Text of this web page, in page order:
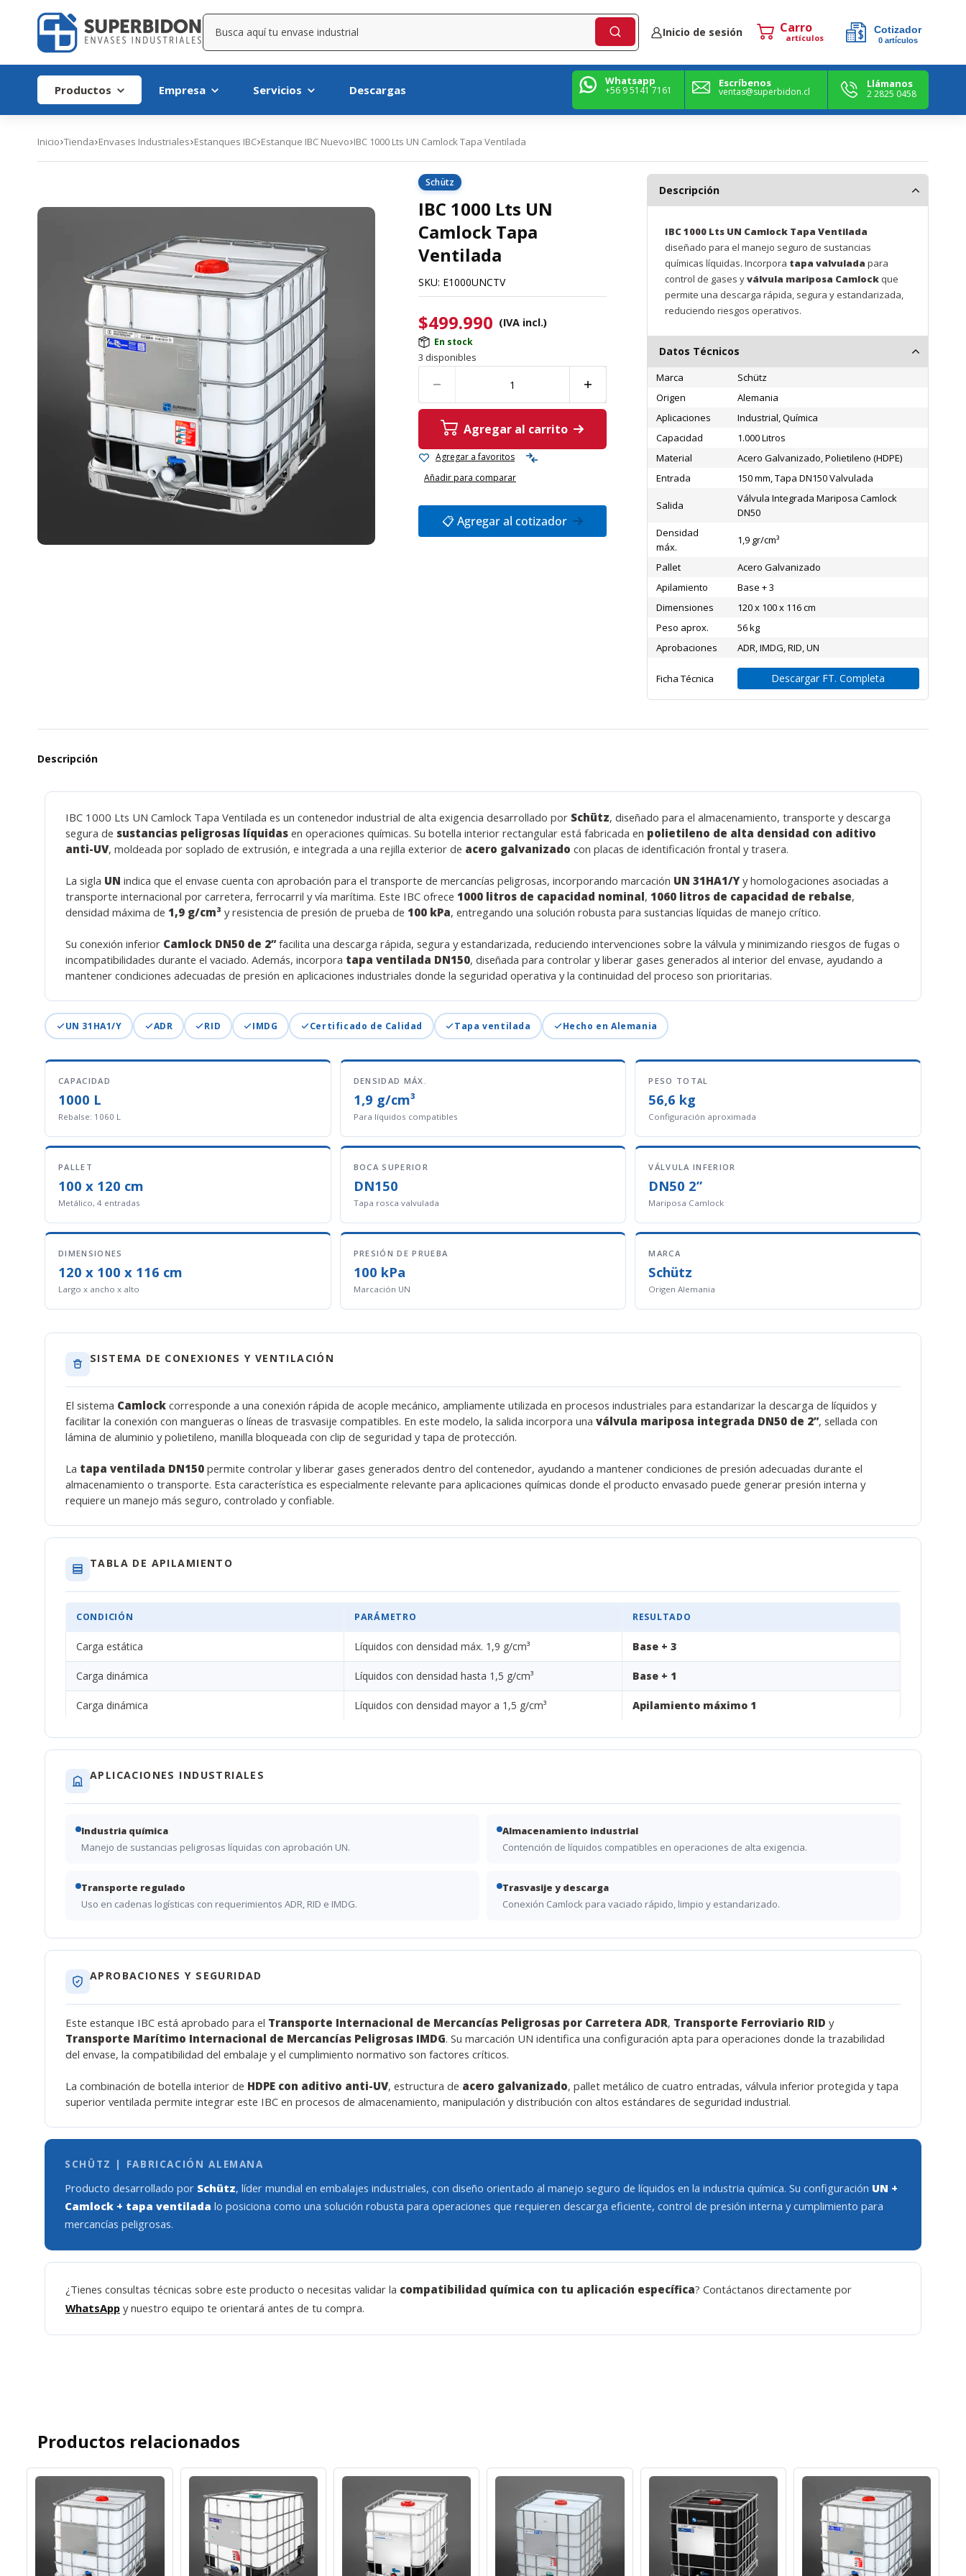
Inicio de sesión artículos
Cotizador
0artículos
Productos Empresa Servicios Descargas
Whatsapp
+56 9 5141 7161
Escríbenos
ventas@superbidon.cl
Llámanos
2 2825 0458
Inicio Tienda Envases Industriales Estanques IBC Estanque IBC Nuevo IBC 1000 Lts UN Camlock Tapa Ventilada
Schütz
IBC 1000 Lts UN
Camlock Tapa
Ventilada
SKU: E1000UNCTV
$499.990 (IVA incl.)
En stock
3 disponibles
Agregar al carrito
Agregar a favoritos
Añadir para comparar
📋 Agregar al cotizador
Descripción
IBC 1000 Lts UN Camlock Tapa Ventilada
diseñado para el manejo seguro de sustancias
químicas líquidas. Incorpora tapa valvulada para
control de gases yválvula mariposa Camlockque
permite una descarga rápida, segura y estandarizada,
reduciendo riesgos operativos.
Datos Técnicos
Marca
Schütz
Origen
Alemania
Aplicaciones
Industrial, Química
Capacidad
1.000 Litros
Material
Acero Galvanizado, Polietileno (HDPE)
Entrada
150 mm, Tapa DN150 Valvulada
Salida
Válvula Integrada Mariposa Camlock
DN50
Densidad
máx.
1,9 gr/cm³
Pallet
Acero Galvanizado
Apilamiento
Base + 3
Dimensiones
120 x 100 x 116 cm
Peso aprox.
56 kg
Aprobaciones
ADR, IMDG, RID, UN
Ficha Técnica Descargar FT. Completa
Descripción
IBC 1000 Lts UN Camlock Tapa Ventilada es un contenedor industrial de alta exigencia desarrollado por Schütz, diseñado para el almacenamiento, transporte y descarga
segura de sustancias peligrosas líquidas en operaciones químicas. Su botella interior rectangular está fabricada en polietileno de alta densidad con aditivo
anti-UV, moldeada por soplado de extrusión, e integrada a una rejilla exterior de acero galvanizado con placas de identificación frontal y trasera.
La sigla UN indica que el envase cuenta con aprobación para el transporte de mercancías peligrosas, incorporando marcación UN 31HA1/Yy homologaciones asociadas a
transporte internacional por carretera, ferrocarril y vía marítima. Este IBC ofrece 1000 litros de capacidad nominal, 1060 litros de capacidad de rebalse,
densidad máxima de 1,9 g/cm³ y resistencia de presión de prueba de 100 kPa, entregando una solución robusta para sustancias líquidas de manejo crítico.
Su conexión inferior Camlock DN50 de 2”facilita una descarga rápida, segura y estandarizada, reduciendo intervenciones sobre la válvula y minimizando riesgos de fugas o
incompatibilidades durante el vaciado. Además, incorpora tapa ventilada DN150, diseñada para controlar y liberar gases generados al interior del envase, ayudando a
mantener condiciones adecuadas de presión en aplicaciones industriales donde la seguridad operativa y la continuidad del proceso son prioritarias.
UN 31HA1/Y ADR RID IMDG Certificado de Calidad Tapa ventilada Hecho en Alemania
CAPACIDAD
1000 L
Rebalse: 1060 L
DENSIDAD MÁX.
1,9 g/cm³
Para líquidos compatibles
PESO TOTAL
56,6 kg
Configuración aproximada
PALLET
100 x 120 cm
Metálico, 4 entradas
BOCA SUPERIOR
DN150
Tapa rosca valvulada
VÁLVULA INFERIOR
DN50 2”
Mariposa Camlock
DIMENSIONES
120 x 100 x 116 cm
Largo x ancho x alto
PRESIÓN DE PRUEBA
100 kPa
Marcación UN
MARCA
Schütz
Origen Alemania
SISTEMA DE CONEXIONES Y VENTILACIÓN
El sistema Camlock corresponde a una conexión rápida de acople mecánico, ampliamente utilizada en procesos industriales para estandarizar la descarga de líquidos y
facilitar la conexión con mangueras o líneas de trasvasije compatibles. En este modelo, la salida incorpora una válvula mariposa integrada DN50 de 2”, sellada con
lámina de aluminio y polietileno, manilla bloqueada con clip de seguridad y tapa de protección.
La tapa ventilada DN150 permite controlar y liberar gases generados dentro del contenedor, ayudando a mantener condiciones de presión adecuadas durante el
almacenamiento o transporte. Esta característica es especialmente relevante para aplicaciones químicas donde el producto envasado puede generar presión interna y
requiere un manejo más seguro, controlado y confiable.
TABLA DE APILAMIENTO
CONDICIÓN PARÁMETRO RESULTADO
Carga estática Líquidos con densidad máx. 1,9 g/cm³ Base + 3
Carga dinámica Líquidos con densidad hasta 1,5 g/cm³ Base + 1
Carga dinámica Líquidos con densidad mayor a 1,5 g/cm³ Apilamiento máximo 1
APLICACIONES INDUSTRIALES
Industria química
Manejo de sustancias peligrosas líquidas con aprobación UN.
Almacenamiento industrial
Contención de líquidos compatibles en operaciones de alta exigencia.
Transporte regulado
Uso en cadenas logísticas con requerimientos ADR, RID e IMDG.
Trasvasije y descarga
Conexión Camlock para vaciado rápido, limpio y estandarizado.
APROBACIONES Y SEGURIDAD
Este estanque IBC está aprobado para el Transporte Internacional de Mercancías Peligrosas por Carretera ADR, Transporte Ferroviario RID y
Transporte Marítimo Internacional de Mercancías Peligrosas IMDG. Su marcación UN identifica una configuración apta para operaciones donde la trazabilidad
del envase, la compatibilidad del embalaje y el cumplimiento normativo son factores críticos.
La combinación de botella interior de HDPE con aditivo anti-UV, estructura de acero galvanizado, pallet metálico de cuatro entradas, válvula inferior protegida y tapa
superior ventilada permite integrar este IBC en procesos de almacenamiento, manipulación y distribución con altos estándares de seguridad industrial.
SCHÜTZ | FABRICACIÓN ALEMANA
Producto desarrollado por Schütz, líder mundial en embalajes industriales, con diseño orientado al manejo seguro de líquidos en la industria química. Su configuración UN +
Camlock + tapa ventilada lo posiciona como una solución robusta para operaciones que requieren descarga eficiente, control de presión interna y cumplimiento para
mercancías peligrosas.
¿Tienes consultas técnicas sobre este producto o necesitas validar la compatibilidad química con tu aplicación específica? Contáctanos directamente por
WhatsApp y nuestro equipo te orientará antes de tu compra.
Productos relacionados